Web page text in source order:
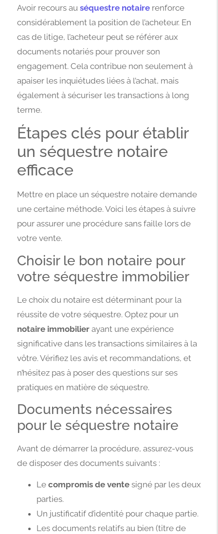
Avoir recours au séquestre notaire renforce
considérablement la position de l’acheteur. En
cas de litige, l’acheteur peut se référer aux
documents notariés pour prouver son
engagement. Cela contribue non seulement à
apaiser les inquiétudes liées à l’achat, mais
également à sécuriser les transactions à long
terme.
Étapes clés pour établir
un séquestre notaire
efficace
Mettre en place un séquestre notaire demande
une certaine méthode. Voici les étapes à suivre
pour assurer une procédure sans faille lors de
votre vente.
Choisir le bon notaire pour
votre séquestre immobilier
Le choix du notaire est déterminant pour la
réussite de votre séquestre. Optez pour un
notaire immobilier ayant une expérience
significative dans les transactions similaires à la
vôtre. Vérifiez les avis et recommandations, et
n’hésitez pas à poser des questions sur ses
pratiques en matière de séquestre.
Documents nécessaires
pour le séquestre notaire
Avant de démarrer la procédure, assurez-vous
de disposer des documents suivants :
Le compromis de vente signé par les deux
parties.
Un justificatif d’identité pour chaque partie.
Les documents relatifs au bien (titre de